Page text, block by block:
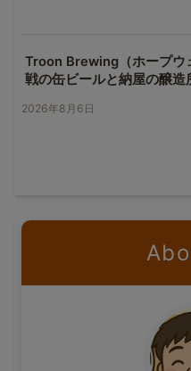
Troon Brewing（ホープウ
戦の缶ビールと納屋の醸造
2026年8月6日